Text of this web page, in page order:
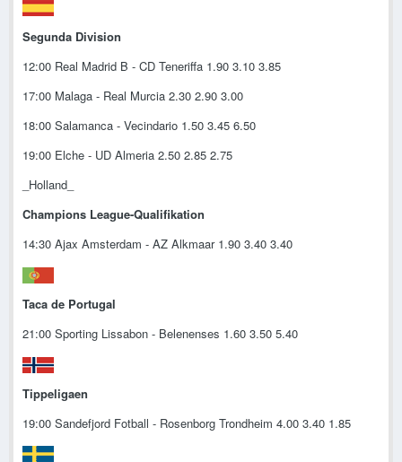
Segunda Division
12:00 Real Madrid B - CD Teneriffa 1.90 3.10 3.85
17:00 Malaga - Real Murcia 2.30 2.90 3.00
18:00 Salamanca - Vecindario 1.50 3.45 6.50
19:00 Elche - UD Almeria 2.50 2.85 2.75
_Holland_
Champions League-Qualifikation
14:30 Ajax Amsterdam - AZ Alkmaar 1.90 3.40 3.40
Taca de Portugal
21:00 Sporting Lissabon - Belenenses 1.60 3.50 5.40
Tippeligaen
19:00 Sandefjord Fotball - Rosenborg Trondheim 4.00 3.40 1.85